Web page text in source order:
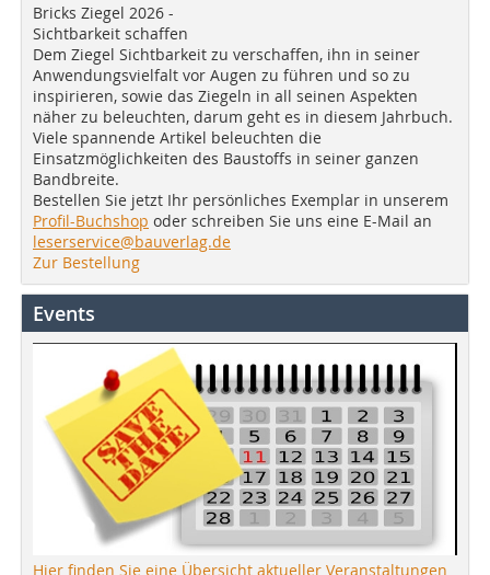
Bricks Ziegel 2026 -
Sichtbarkeit schaffen
Dem Ziegel Sichtbarkeit zu verschaffen, ihn in seiner
Anwendungsvielfalt vor Augen zu führen und so zu
inspirieren, sowie das Ziegeln in all seinen Aspekten
näher zu beleuchten, darum geht es in diesem Jahrbuch.
Viele spannende Artikel beleuchten die
Einsatzmöglichkeiten des Baustoffs in seiner ganzen
Bandbreite.
Bestellen Sie jetzt Ihr persönliches Exemplar in unserem
Profil-Buchshop oder schreiben Sie uns eine E-Mail an
leserservice@bauverlag.de
Zur Bestellung
Events
Hier finden Sie eine Übersicht aktueller Veranstaltungen